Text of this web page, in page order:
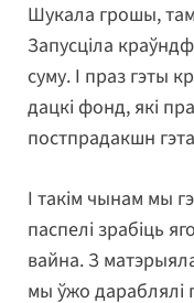
Шукала грошы,
Запусціла
суму. І праз гэты
дацкі фонд, які
постпрадакшн
І такім чынам мы
паспелі зрабіць
вайна. З
мы ўжо дараблялі